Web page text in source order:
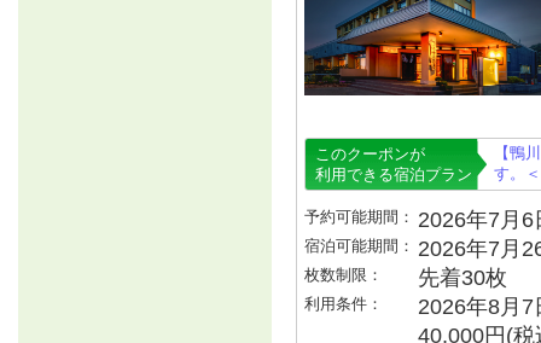
このクーポンが
利用できる宿泊プラン
【鴨
す。
予約可能期間： 2026年7月
宿泊可能期間： 2026年7月
枚数制限： 先着30枚
利用条件：
2026年8月
40,000円(